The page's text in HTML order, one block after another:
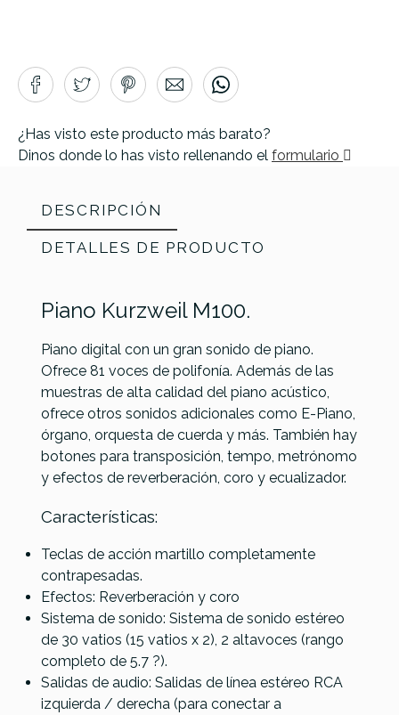
¿Has visto este producto más barato?
Dinos donde lo has visto rellenando el formulario
DESCRIPCIÓN
DETALLES DE PRODUCTO
Piano Kurzweil M100.
Piano digital con un gran sonido de piano.
Ofrece 81 voces de polifonía. Además de las
muestras de alta calidad del piano acústico,
ofrece otros sonidos adicionales como E-Piano,
órgano, orquesta de cuerda y más. También hay
botones para transposición, tempo, metrónomo
y efectos de reverberación, coro y ecualizador.
Características:
Teclas de acción martillo completamente
contrapesadas.
Efectos: Reverberación y coro
Sistema de sonido: Sistema de sonido estéreo
de 30 vatios (15 vatios x 2), 2 altavoces (rango
completo de 5.7 ?).
Salidas de audio: Salidas de línea estéreo RCA
izquierda / derecha (para conectar a